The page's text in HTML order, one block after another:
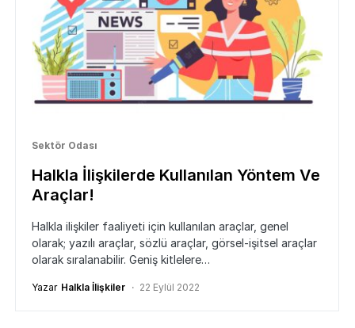
Sektör Odası
Halkla İlişkilerde Kullanılan Yöntem Ve
Araçlar!
Halkla ilişkiler faaliyeti için kullanılan araçlar, genel
olarak; yazılı araçlar, sözlü araçlar, görsel-işitsel araçlar
olarak sıralanabilir. Geniş kitlelere…
Yazar Halkla İlişkiler 22 Eylül 2022